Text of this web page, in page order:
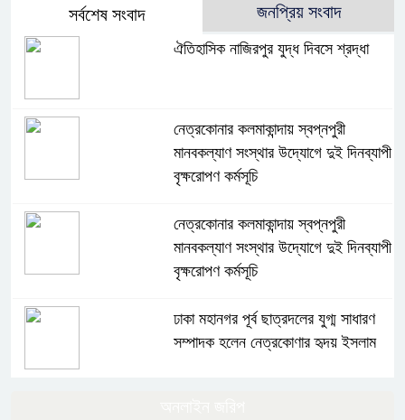
সর্বশেষ সংবাদ জনপ্রিয় সংবাদ
ঐতিহাসিক নাজিরপুর যুদ্ধ দিবসে শ্রদ্ধা
নেত্রকোনার কলমাকান্দায় স্বপ্নপুরী
মানবকল্যাণ সংস্থার উদ্যোগে দুই দিনব্যাপী
বৃক্ষরোপণ কর্মসূচি
নেত্রকোনার কলমাকান্দায় স্বপ্নপুরী
মানবকল্যাণ সংস্থার উদ্যোগে দুই দিনব্যাপী
বৃক্ষরোপণ কর্মসূচি
ঢাকা মহানগর পূর্ব ছাত্রদলের যুগ্ম সাধারণ
সম্পাদক হলেন নেত্রকোণার হৃদয় ইসলাম